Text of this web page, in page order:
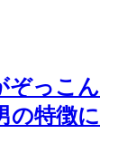
ぞっこん
の特徴に